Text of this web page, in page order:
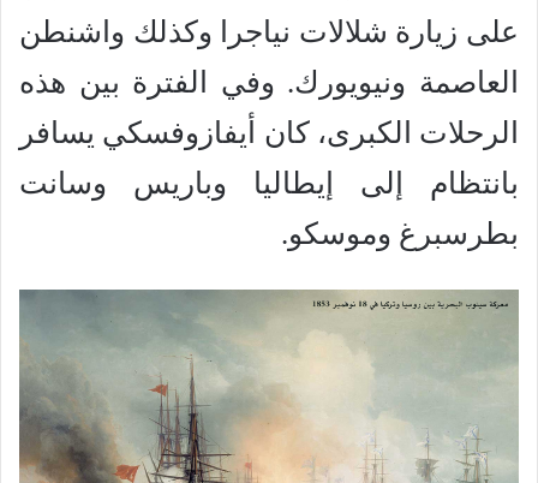
على زيارة شلالات نياجرا وكذلك واشنطن
العاصمة ونيويورك. وفي الفترة بين هذه
الرحلات الكبرى، كان أيفازوفسكي يسافر
بانتظام إلى إيطاليا وباريس وسانت
بطرسبرغ وموسكو.